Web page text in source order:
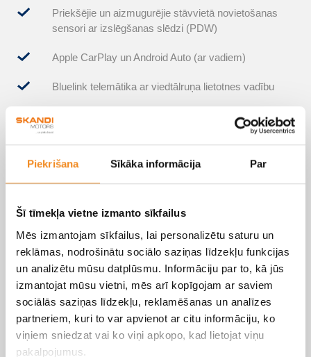
Piekrišana Sīkāka informācija Par
Šī tīmekļa vietne izmanto sīkfailus
Mēs izmantojam sīkfailus, lai personalizētu saturu un
reklāmas, nodrošinātu sociālo saziņas līdzekļu funkcijas
un analizētu mūsu datplūsmu. Informāciju par to, kā jūs
izmantojat mūsu vietni, mēs arī kopīgojam ar saviem
sociālās saziņas līdzekļu, reklamēšanas un analīzes
partneriem, kuri to var apvienot ar citu informāciju, ko
viņiem sniedzat vai ko viņi apkopo, kad lietojat viņu
pakalpojumus.
Priekšējie un aizmugurējie stāvvietā novietošanas
sensori ar izslēgšanas slēdzi (PDW)
Apple CarPlay un Android Auto (ar vadiem)
Bluelink telemātika ar viedtālruņa lietotnes vadību
Apsildāmi priekšējie sēdekļi
Apsildāma stūre
Vadītāja un priekšējā pasažiera sēdekļa augstuma
Elektriski regulējams jostasvietas atbalsts vadītāja
sēdeklim
Atstarotāja tipa LED tālie un tuvie priekšējie lukturi
Statiski līkumu izgaismošanas lukturi
Automātiska priekšējo lukturu kontrole
Manuāla stāvbremze